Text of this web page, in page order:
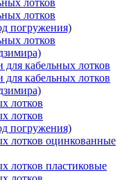
лотков
лотков
погружения)
лотков
для кабельных лотков
для кабельных лотков
лотков
лотков
погружения)
лотков оцинкованные
лотков пластиковые